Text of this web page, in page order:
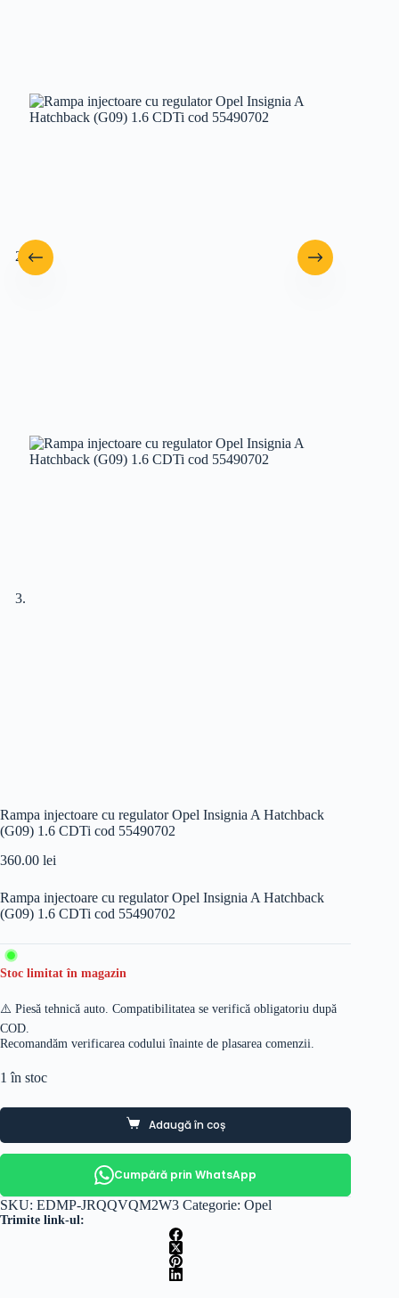
Rampa injectoare cu regulator Opel Insignia A Hatchback
(G09) 1.6 CDTi cod 55490702
360.00 lei
Rampa injectoare cu regulator Opel Insignia A Hatchback
(G09) 1.6 CDTi cod 55490702
Stoc limitat în magazin
⚠️ Piesă tehnică auto. Compatibilitatea se verifică obligatoriu după
COD.
Recomandăm verificarea codului înainte de plasarea comenzii.
1 în stoc
Adaugă în coș
Cumpără prin WhatsApp
SKU: EDMP-JRQQVQM2W3 Categorie: Opel
Trimite link-ul: